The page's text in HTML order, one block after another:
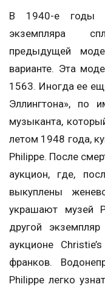
В 1940-е годы
экземпляра
предыдущей
варианте. Эта
1563. Иногда ее
Эллингтона», по
музыканта,
летом 1948 года,
Philippe. После
аукцион, где,
выкуплены
украшают музей
другой
аукционе
франков.
Philippe легко